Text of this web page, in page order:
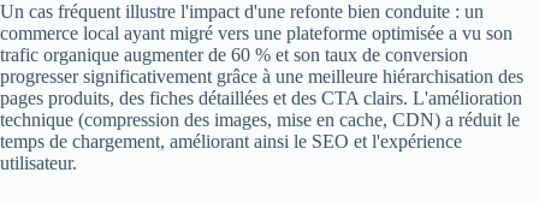
Un cas fréquent illustre l'impact d'une refonte bien conduite : un
commerce local ayant migré vers une plateforme optimisée a vu son
trafic organique augmenter de 60 % et son taux de conversion
progresser significativement grâce à une meilleure hiérarchisation des
pages produits, des fiches détaillées et des CTA clairs. L'amélioration
technique (compression des images, mise en cache, CDN) a réduit le
temps de chargement, améliorant ainsi le SEO et l'expérience
utilisateur.